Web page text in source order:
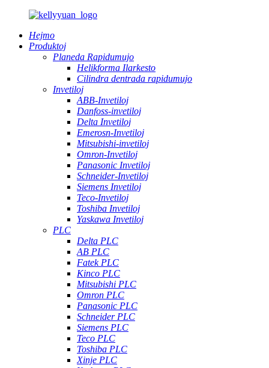
Hejmo
Produktoj
Planeda Rapidumujo
Helikforma Ilarkesto
Cilindra dentrada rapidumujo
Invetiloj
ABB-Invetiloj
Danfoss-invetiloj
Delta Invetiloj
Emerosn-Invetiloj
Mitsubishi-invetiloj
Omron-Invetiloj
Panasonic Invetiloj
Schneider-Invetiloj
Siemens Invetiloj
Teco-Invetiloj
Toshiba Invetiloj
Yaskawa Invetiloj
PLC
Delta PLC
AB PLC
Fatek PLC
Kinco PLC
Mitsubishi PLC
Omron PLC
Panasonic PLC
Schneider PLC
Siemens PLC
Teco PLC
Toshiba PLC
Xinje PLC